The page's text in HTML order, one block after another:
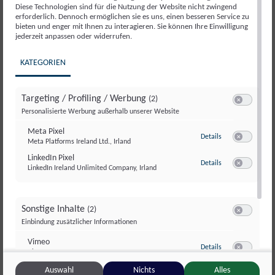
und Abläufe optimieren. Nutzen Sie daher die Chance auf
ein fundiertes Verständnis von KI und gehen Sie mit
konkreten Schritten für die Implementierung in Ihrer
In diesem Seminar lernen Sie:
Grundlagen von KI und Anwendungsbeispiele in
Demonstration der Funktionsweise von ChatGPT
Chancen und Herausforderungen von KI in der
Einsatzmöglichkeiten für KI in der Gemeindearbeit
Erstellung von grafischen Inhalten & Flyer mit KI
Generierung von Texten für soziale Medien, Reden,
Diese Technologien sind für die Nutzung der Website nicht zwingend
erforderlich. Dennoch ermöglichen sie es uns, einen besseren Service zu
bieten und enger mit Ihnen zu interagieren. Sie können Ihre Einwilligung
jederzeit anpassen oder widerrufen.
KATEGORIEN
Targeting / Profiling / Werbung (2)
Personalisierte Werbung außerhalb unserer Website
Meta Pixel
Meta Platforms Ireland Ltd., Irland
Details zu Meta Pixel
LinkedIn Pixel
LinkedIn Ireland Unlimited Company, Irland
Details zu LinkedIn Pixel
Sonstige Inhalte (2)
Einbindung zusätzlicher Informationen
Vimeo
Vimeo Inc., USA
Details zu Vimeo
YouTube
Detailszu YouTube
Auswahl
Nichts
Alles